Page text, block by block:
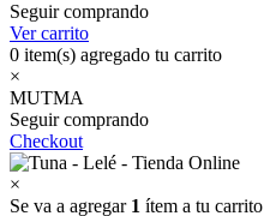
Seguir comprando
Ver carrito
0 item(s) agregado tu carrito
×
MUTMA
Seguir comprando
Checkout
×
Se va a agregar 1 ítem a tu carrito